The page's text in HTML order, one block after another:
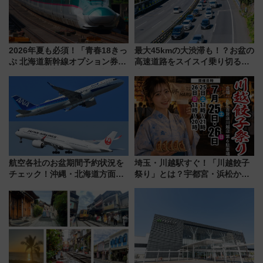
2026年夏も必須！「青春18きっ
ぷ 北海道新幹線オプション券」
最大45kmの大渋滞も！？お盆の
高速道路をスイスイ乗り切る快
航空各社のお盆期間予約状況を
チェック！沖縄・北海道方面は
日は？
埼玉・川越駅すぐ！「川越餃子
祭り」とは？宇都宮・浜松から